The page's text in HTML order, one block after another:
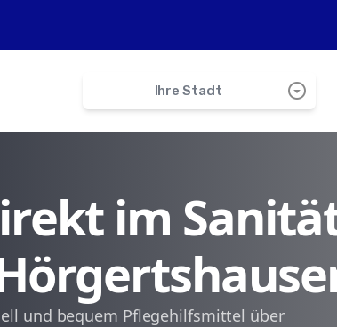
Ihre Stadt arrow_drop_down_circle
Mauern
im
und bequem Pflegehilfsmittel über